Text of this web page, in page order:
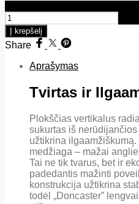
Į krepšelį
Share
Aprašymas
Tvirtas ir
Plokščias vertikalus
sukurtas iš
užtikrina
medžiaga – mažai
Tai ne tik tvarus, bet ir
padedantis mažinti
konstrukcija užtikrina
todėl „Doncaster”